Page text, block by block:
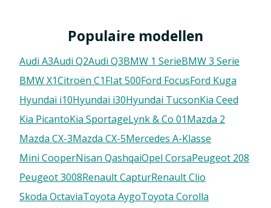
Populaire modellen
Audi A3Audi Q2Audi Q3BMW 1 SerieBMW 3 Serie
BMW X1Citroën C1FIat 500Ford FocusFord Kuga
Hyundai i10Hyundai i30Hyundai TucsonKia Ceed
Kia PicantoKia SportageLynk & Co 01Mazda 2
Mazda CX-3Mazda CX-5Mercedes A-Klasse
Mini CooperNisan QashqaiOpel CorsaPeugeot 208
Peugeot 3008Renault CapturRenault Clio
Skoda OctaviaToyota AygoToyota Corolla